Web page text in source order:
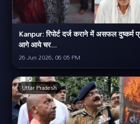
Kanpur: रिपोर्ट दर्ज कराने में असफल दुष्कर्म
आगे आये चर...
26 Jun 2026, 06:05 PM
Uttar Pradesh